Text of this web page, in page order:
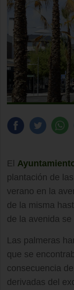
El
plantación de
verano en la
de la misma
de la avenida
Las palmeras
que se
consecuencia
derivadas del